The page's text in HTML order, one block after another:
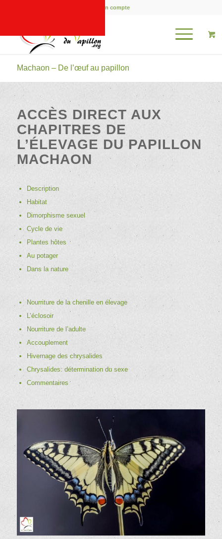
Mon compte
Machaon – De l’œuf au papillon
ACCÈS DIRECT AUX
CHAPITRES DE
L’ÉLEVAGE DU PAPILLON
MACHAON
Description
Habitat
Dimorphisme sexuel
Cycle de vie
Plantes hôtes
Au potager
Dans la nature
Nourriture de la chenille en élevage
L’éclosoir
Nourriture de l’adulte
Accouplement
Hivernage des chrysalides
Chrysalides: détermination du sexe
Commentaires